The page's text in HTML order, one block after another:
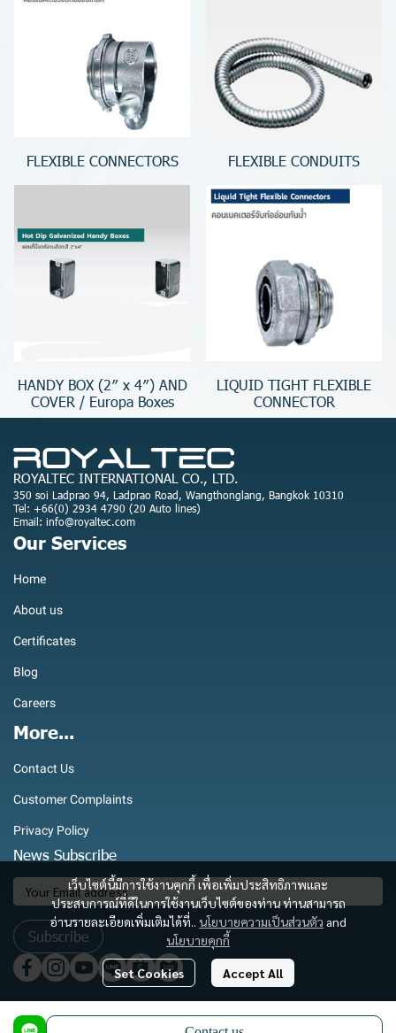
FLEXIBLE CONNECTORS FLEXIBLE CONDUITS
HANDY BOX (2″ x 4″) AND
COVER / Europa Boxes
LIQUID TIGHT FLEXIBLE
CONNECTOR
เว็บไซต์นี้มีการใช้งานคุกกี้ เพื่อเพิ่มประสิทธิภาพและ
ประสบการณ์ที่ดีในการใช้งานเว็บไซต์ของท่าน ท่านสามารถ
อ่านรายละเอียดเพิ่มเติมได้ที่.. นโยบายความเป็นส่วนตัว and
นโยบายคุกกี้
Set Cookies Accept All
ROYALTEC INTERNATIONAL CO., LTD.
350 soi Ladprao 94, Ladprao Road, Wangthonglang, Bangkok 10310
Tel: +66(0) 2934 4790 (20 Auto lines)
Email: info@royaltec.com
Our Services
Home
About us
Certificates
Blog
Careers
More...
Contact Us
Customer Complaints
Privacy Policy
News Subscribe
Subscribe
Copyright 2025 | All Rights Reserved | Powered by Royaltec International Co., Ltd.